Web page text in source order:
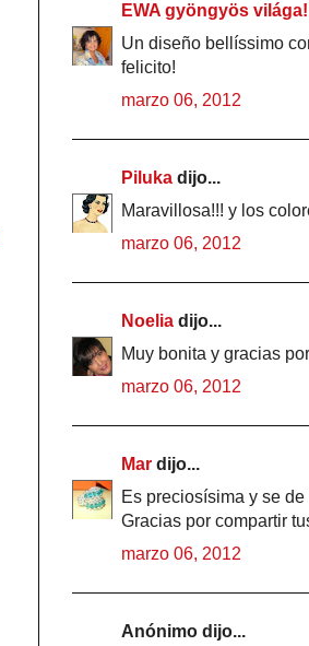
EWA gyöngyös
Un diseño bellíssimo
felicito!
marzo 06, 2012
Piluka dijo...
Maravillosa!!! y los
marzo 06, 2012
Noelia dijo...
Muy bonita y gracias
marzo 06, 2012
Mar dijo...
Es preciosísima y se
Gracias por compartir
marzo 06, 2012
Anónimo dijo...